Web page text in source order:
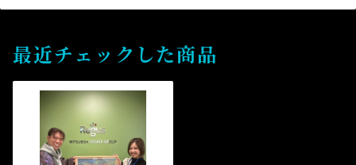
最近チェックした商品